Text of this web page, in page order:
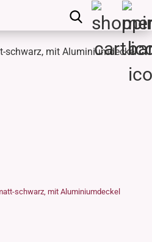
schwarz, mit Aluminiumdeckel